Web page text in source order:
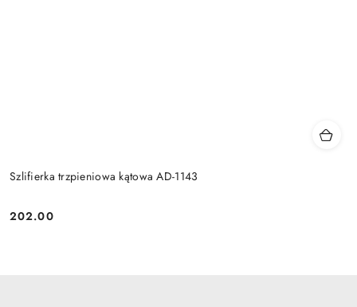
Szlifierka trzpieniowa kątowa AD-1143
Cena:
202.00